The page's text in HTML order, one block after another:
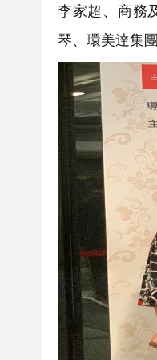
李家超、商務
琴、環美達集